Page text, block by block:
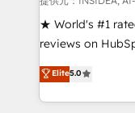
★ World's #1
reviews on
Certified Experts
1,500+
First, RevOps-
Elite5.0